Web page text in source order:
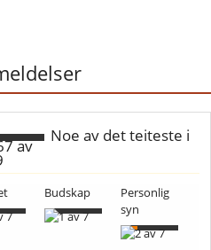
Noe av det teiteste i
Budskap
Personlig
syn